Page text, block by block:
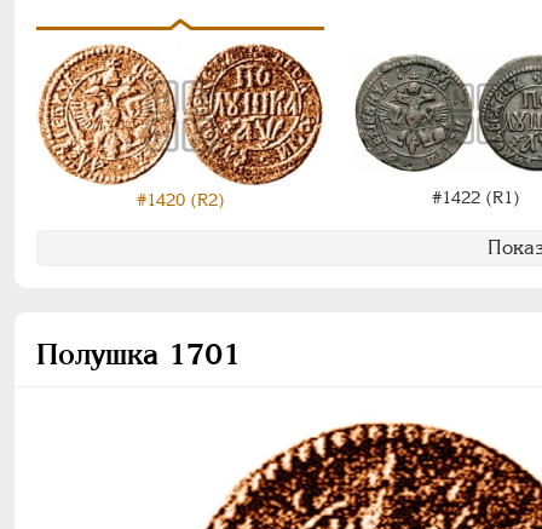
#1420 (R2) #1422 (R1)
Полушка 1701